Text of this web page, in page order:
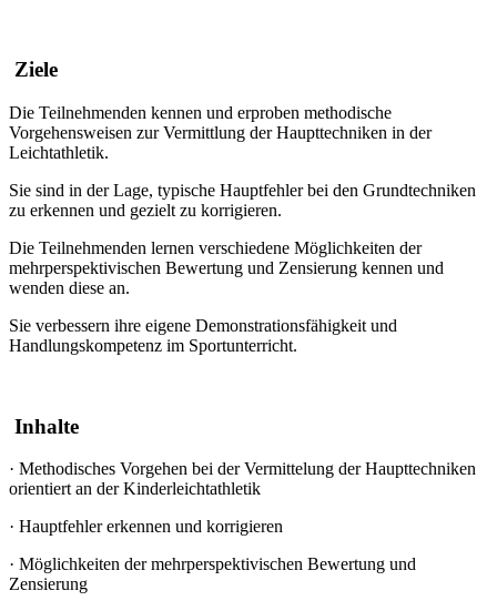
Ziele
Die Teilnehmenden kennen und erproben methodische
Vorgehensweisen zur Vermittlung der Haupttechniken in der
Leichtathletik.
Sie sind in der Lage, typische Hauptfehler bei den Grundtechniken
zu erkennen und gezielt zu korrigieren.
Die Teilnehmenden lernen verschiedene Möglichkeiten der
mehrperspektivischen Bewertung und Zensierung kennen und
wenden diese an.
Sie verbessern ihre eigene Demonstrationsfähigkeit und
Handlungskompetenz im Sportunterricht.
Inhalte
· Methodisches Vorgehen bei der Vermittelung der Haupttechniken
orientiert an der Kinderleichtathletik
· Hauptfehler erkennen und korrigieren
· Möglichkeiten der mehrperspektivischen Bewertung und
Zensierung